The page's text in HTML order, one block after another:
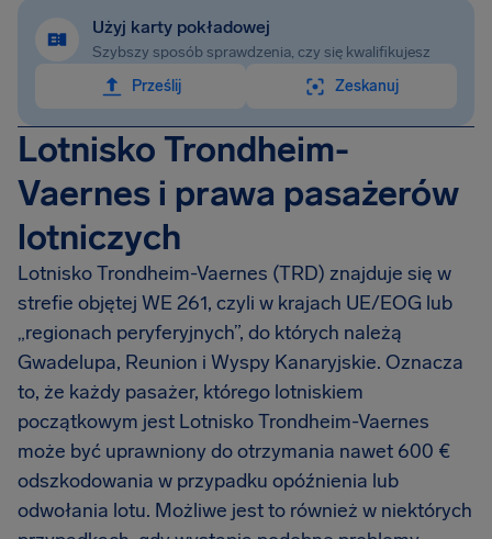
Użyj karty pokładowej
Szybszy sposób sprawdzenia, czy się kwalifikujesz
Prześlij
Zeskanuj
Lotnisko Trondheim-
Vaernes i prawa pasażerów
lotniczych
Lotnisko Trondheim-Vaernes (TRD) znajduje się w
strefie objętej WE 261, czyli w krajach UE/EOG lub
„regionach peryferyjnych”, do których należą
Gwadelupa, Reunion i Wyspy Kanaryjskie. Oznacza
to, że każdy pasażer, którego lotniskiem
początkowym jest Lotnisko Trondheim-Vaernes
może być uprawniony do otrzymania nawet 600 €
odszkodowania w przypadku opóźnienia lub
odwołania lotu. Możliwe jest to również w niektórych